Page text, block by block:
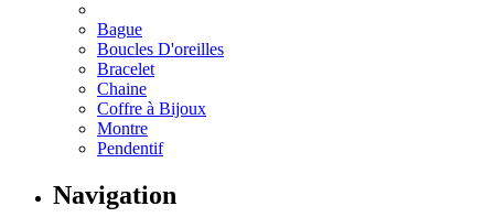
Bague
Boucles D'oreilles
Bracelet
Chaine
Coffre à Bijoux
Montre
Pendentif
Navigation